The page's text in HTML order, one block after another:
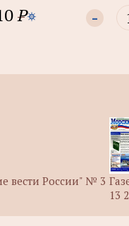
P -
вести России" № 3
13